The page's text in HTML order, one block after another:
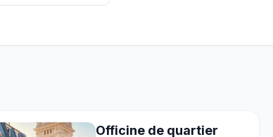
Officine de quartier